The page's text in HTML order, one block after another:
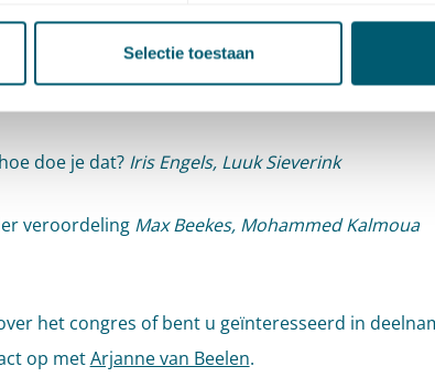
Selectie toestaan
en het strafrechtGijsbrecht Nieuwland,
doe je dat? Iris Engels, Luuk Sieverink
veroordeling Max Beekes, Mohammed Kalmoua
het congres of bent u geïnteresseerd in
op metArjanne van Beelen.